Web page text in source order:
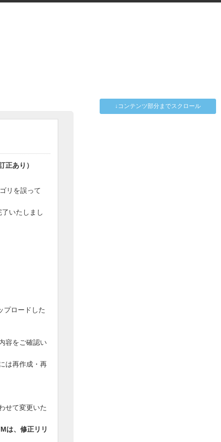
↓コンテンツ部分までスクロール
あり）
リを誤って
いたしまし
プロードした
容をご確認い
は再作成・再
せて変更いた
は、修正リリ